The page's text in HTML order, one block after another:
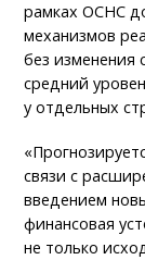
рамках ОСНС
механизмов
без изменения
средний
у отдельных
связи с
введением
финансовая
не только